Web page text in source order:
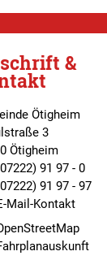
&
Ötigheim
3
Ötigheim
91 97 - 0
91 97 - 97
Mail-Kontakt